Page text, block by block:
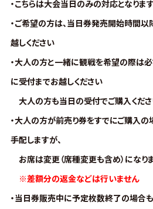
・こちらは大会当日のみの対応となります
・ご希望の方は、当日券発売開始時間以
越しください
・大人の方と一緒に観戦を希望の際は
に受付までお越しください
大人の方も当日の受付でご購入くだ
・大人の方が前売り券をすでにご購入
手配しますが、
お席は変更（席種変更も含め）になり
※差額分の返金などは行いません
・当日券販売中に予定枚数終了の場合